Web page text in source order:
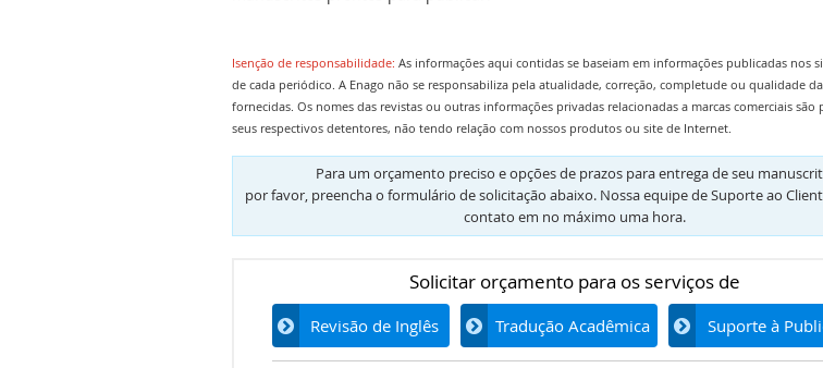
Isenção de responsabilidade: As informações aqui contidas se baseiam em informações publicadas nos
de cada periódico. A Enago não se responsabiliza pela atualidade, correção, completude ou qualidade
fornecidas. Os nomes das revistas ou outras informações privadas relacionadas a marcas comerciais são
seus respectivos detentores, não tendo relação com nossos produtos ou site de Internet.
Para um orçamento preciso e opções de prazos para entrega de seu
por favor, preencha o formulário de solicitação abaixo. Nossa equipe de Suporte ao
contato em no máximo uma hora.
Solicitar orçamento para os serviços de
Revisão de Inglês Tradução Acadêmica Suporte à